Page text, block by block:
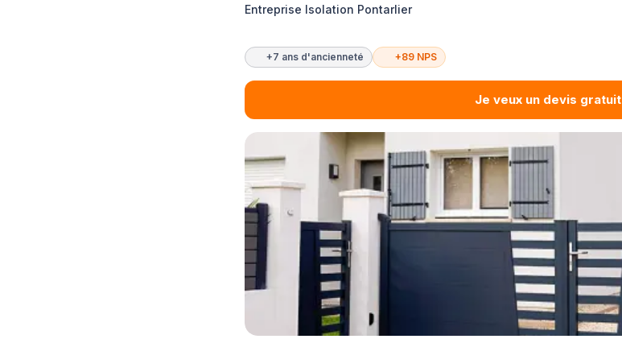
Entreprise Isolation Pontarlier
+7 ans d'ancienneté +89 NPS
Je veux un devis gratuit